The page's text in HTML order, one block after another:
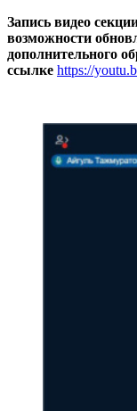
Запись видео
возможности
дополнительного
ссылке https://